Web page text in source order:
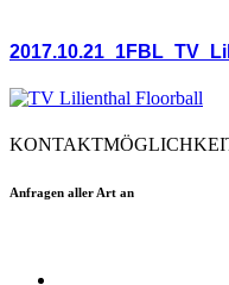
Anfragen aller Art an